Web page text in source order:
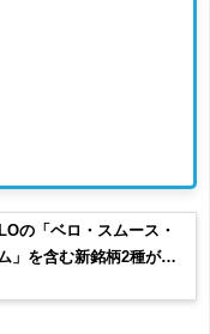
の「ベロ・スムース・
」を含む新銘柄2種が登